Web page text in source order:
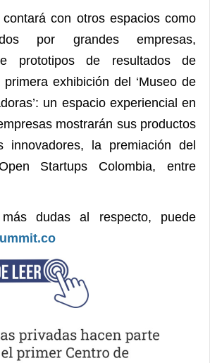
contará con otros espacios como
por grandes empresas,
prototipos de resultados de
exhibición del ‘Museo de
un espacio experiencial en
mostrarán sus productos
innovadores, la premiación del
Startups Colombia, entre
dudas al respecto, puede